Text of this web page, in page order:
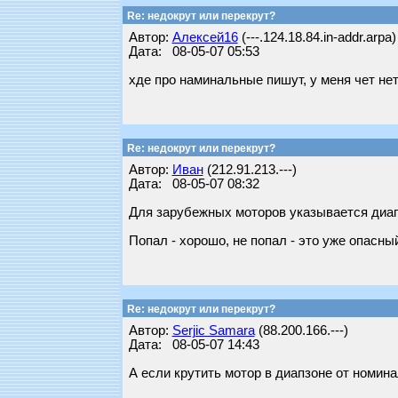
Re: недокрут или перекрут?
Автор: Алексей16(---.124.18.84.in-addr.arpa)
Дата: 08-05-07 05:53
хде про наминальные пишут, у меня чет
Re: недокрут или перекрут?
Автор: Иван(212.91.213.---)
Дата: 08-05-07 08:32
Для зарубежных моторов указывается
Попал - хорошо, не попал - это уже
Re: недокрут или перекрут?
Автор: Serjic Samara(88.200.166.---)
Дата: 08-05-07 14:43
А если крутить мотор в диапзоне от